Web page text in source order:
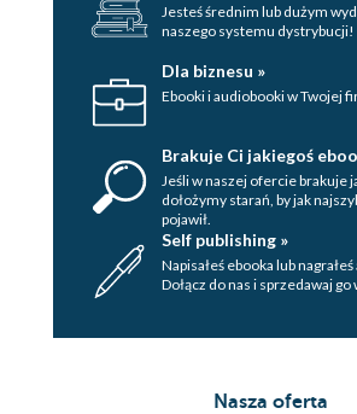
Jesteś średnim lub dużym
naszego systemu dystrybucji!
Dla biznesu »
Ebooki i audiobooki w Twojej
Brakuje Ci jakiegoś
Jeśli w naszej ofercie brakuje
dołożymy starań, by jak
pojawił.
Self publishing »
Napisałeś ebooka lub
Dołącz do nas i sprzedawaj
Nasza oferta